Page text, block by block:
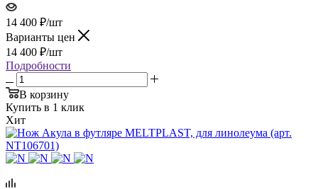
14 400 ₽/шт
Варианты цен
14 400 ₽/шт
Подробности
В корзину
Купить в 1 клик
Хит